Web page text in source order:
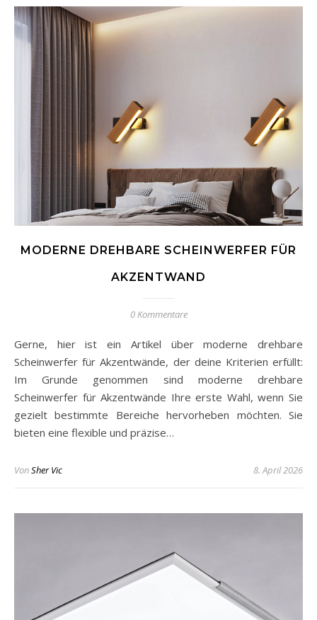
MODERNE DREHBARE SCHEINWERFER FÜR
AKZENTWAND
0 Kommentare
Gerne, hier ist ein Artikel über moderne drehbare
Scheinwerfer für Akzentwände, der deine Kriterien erfüllt:
Im Grunde genommen sind moderne drehbare
Scheinwerfer für Akzentwände Ihre erste Wahl, wenn Sie
gezielt bestimmte Bereiche hervorheben möchten. Sie
bieten eine flexible und präzise…
VonSher Vic 8. April 2026